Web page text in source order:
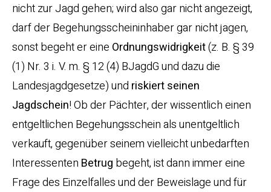
nicht zur Jagd gehen; wird also gar nicht angezeigt,
darf der Begehungsscheininhaber gar nicht jagen,
sonst begeht er eine Ordnungswidrigkeit(z. B. § 39
(1) Nr. 3 i. V. m. § 12 (4) BJagdG und dazu die
Landesjagdgesetze) und riskiert seinen
Jagdschein! Ob der Pächter, der wissentlich einen
entgeltlichen Begehungsschein als unentgeltlich
verkauft, gegenüber seinem vielleicht unbedarften
Interessenten Betrug begeht, ist dann immer eine
Frage des Einzelfalles und der Beweislage und für